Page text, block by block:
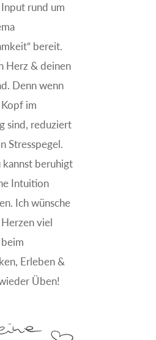
rund um
bereit.
Herz & deinen
Denn wenn
im
sind, reduziert
Stresspegel.
kannst beruhigt
Intuition
Ich wünsche
viel
Erleben &
Üben!